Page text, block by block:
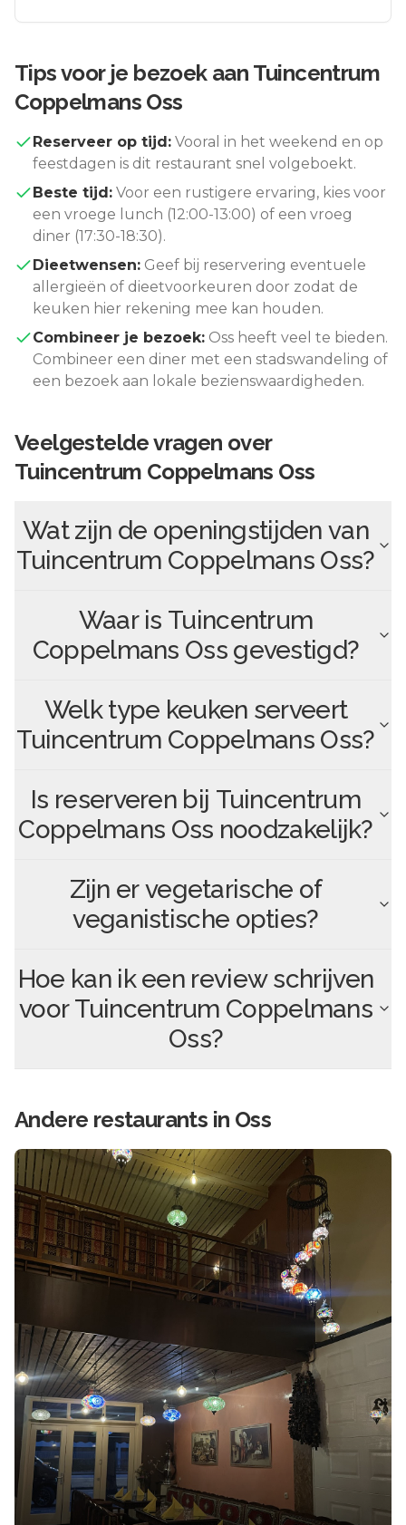
Tips voor je bezoek aan Tuincentrum
Coppelmans Oss
Reserveer op tijd: Vooral in het weekend en op
feestdagen is dit restaurant snel volgeboekt.
Beste tijd: Voor een rustigere ervaring, kies voor
een vroege lunch (12:00-13:00) of een vroeg
diner (17:30-18:30).
Dieetwensen: Geef bij reservering eventuele
allergieën of dieetvoorkeuren door zodat de
keuken hier rekening mee kan houden.
Combineer je bezoek: Oss heeft veel te bieden.
Combineer een diner met een stadswandeling of
een bezoek aan lokale bezienswaardigheden.
Veelgestelde vragen over
Tuincentrum Coppelmans Oss
Wat zijn de openingstijden van
Tuincentrum Coppelmans Oss?
Waar is Tuincentrum
Coppelmans Ossgevestigd?
Welk type keuken serveert
Tuincentrum Coppelmans Oss?
Is reserveren bij Tuincentrum
Coppelmans Oss noodzakelijk?
Zijn er vegetarische of
veganistische opties?
Hoe kan ik een review schrijven
voorTuincentrum Coppelmans
Oss?
Andere restaurants in Oss